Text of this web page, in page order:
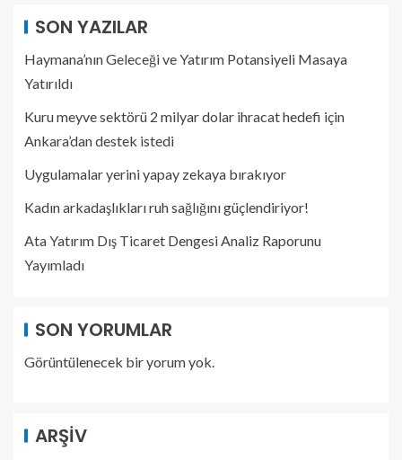
SON YAZILAR
Haymana’nın Geleceği ve Yatırım Potansiyeli Masaya
Yatırıldı
Kuru meyve sektörü 2 milyar dolar ihracat hedefi için
Ankara’dan destek istedi
Uygulamalar yerini yapay zekaya bırakıyor
Kadın arkadaşlıkları ruh sağlığını güçlendiriyor!
Ata Yatırım Dış Ticaret Dengesi Analiz Raporunu
Yayımladı
SON YORUMLAR
Görüntülenecek bir yorum yok.
ARŞIV